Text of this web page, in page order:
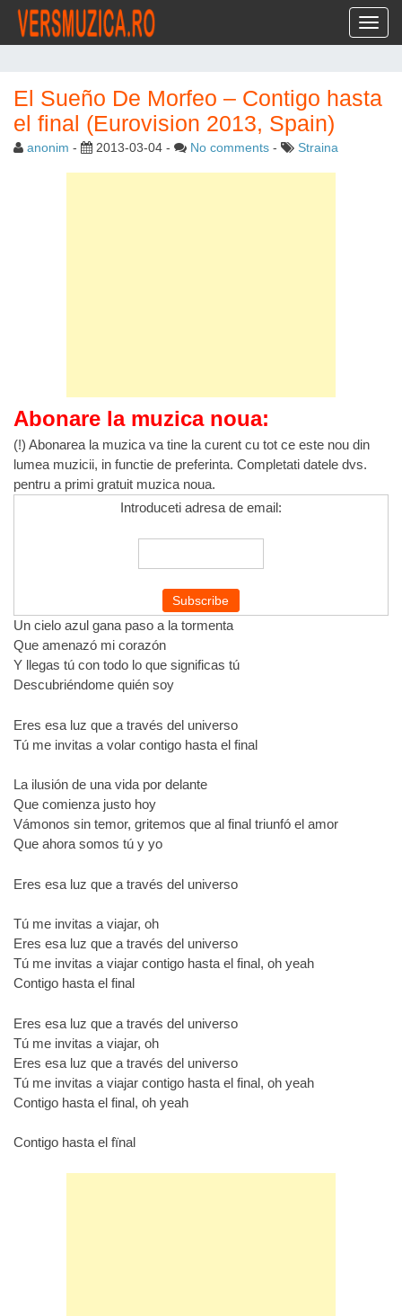
El Sueño De Morfeo – Contigo hasta
el final (Eurovision 2013, Spain)
anonim - 2013-03-04 - No comments - Straina
Abonare la muzica noua:
(!) Abonarea la muzica va tine la curent cu tot ce este nou din
lumea muzicii, in functie de preferinta. Completati datele dvs.
pentru a primi gratuit muzica noua.
Introduceti adresa de email:
Un cielo azul gana paso a la tormenta
Que amenazó mi corazón
Y llegas tú con todo lo que significas tú
Descubriéndome quién soy
Eres esa luz que a través del universo
Tú me invitas a volar contigo hasta el final
La ilusión de una vida por delante
Que comienza justo hoy
Vámonos sin temor, gritemos que al final triunfó el amor
Que ahora somos tú y yo
Eres esa luz que a través del universo
Tú me invitas a viajar, oh
Eres esa luz que a través del universo
Tú me invitas a viajar contigo hasta el final, oh yeah
Contigo hasta el final
Eres esa luz que a través del universo
Tú me invitas a viajar, oh
Eres esa luz que a través del universo
Tú me invitas a viajar contigo hasta el final, oh yeah
Contigo hasta el final, oh yeah
Contigo hasta el fïnal